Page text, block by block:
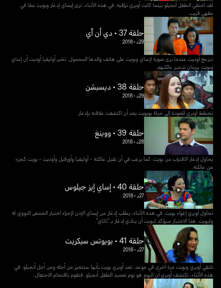
لقد اختفى الطفل أنجيلو بينما كانت أوبري تراقبه. في هذه الأثناء، ترى إيساي إدغار وبويت معًا في
مقهى قريب.
حلقة 37 • دي أن آي
29د •
2018
تنزعج أوديت عندما ترى صورة لإساي وبويت على هاتف والدها المحمول. تخبر أوليفيا أوديت أن إساي
وبويت يريدان تدمير عائلتهم.
حلقة 38 • ديسبشن
29د •
2018
تخطط أوبري للعودة إلى حياة بويويت بعد أن اكتشفت علاقته بإدغار.
حلقة 39 • ووينغ
28د •
2018
يحاول إدغار الاقتراب من بويت. كما يرغب في أن تقبل عائلته - أوليفيا وأورفيل وأوديت - بويت كجزء
من عائلته.
حلقة 40 • إساي إيز جيلوس
27د •
2018
تحاول أوبري إغواء بويت. في هذه الأثناء، يطلب إدغار من إيساي الإذن لإجراء اختبار الحمض النووي له
ولبويت. هذا الاختبار سيؤكد لبويت أن ينادي إدغار بـ "تاتاي".
حلقة 41 • بويوتس سيكريت
27د •
2018
تلتقي أوبري وبويت مرة أخرى في موعد. تعد أوبري بويت بأنها ستتغير من أجله ومن أجل أنجيلو. في
هذه الأثناء، تكتشف أوبري أن اليوم هو يوم تعميد الطفل أنجيلو. فتقوم باقتحام الاحتفال.